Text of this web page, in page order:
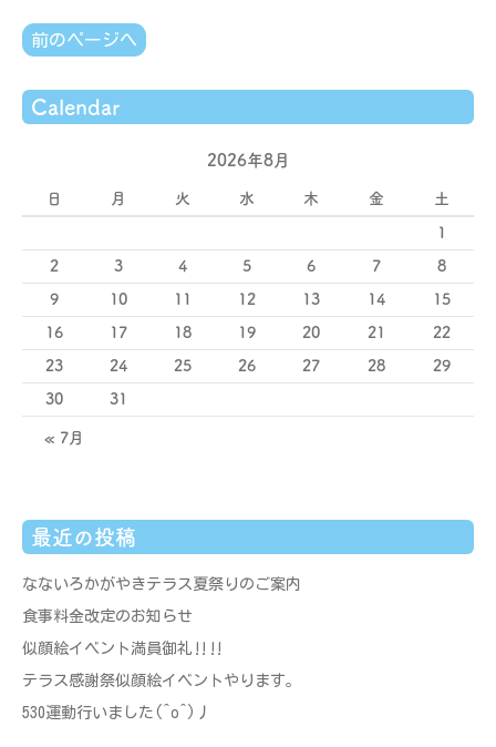
前のページへ
Calendar
2026年8月
日 月 火 水 木 金 土
1
2 3 4 5 6 7 8
9 10 11 12 13 14 15
16 17 18 19 20 21 22
23 24 25 26 27 28 29
30 31
« 7月
最近の投稿
なないろかがやきテラス夏祭りのご案内
食事料金改定のお知らせ
似顔絵イベント満員御礼‼‼
テラス感謝祭似顔絵イベントやります。
530運動行いました(^o^)丿